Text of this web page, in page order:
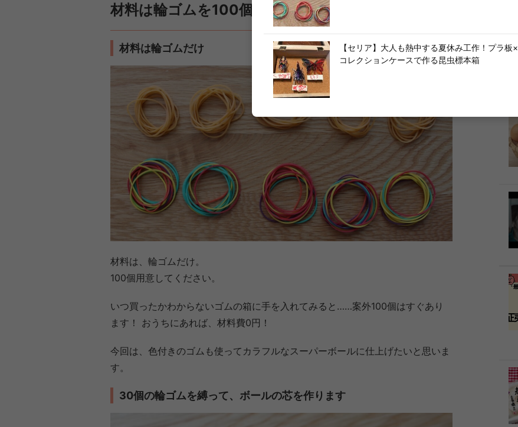
材料は輪ゴムを100個だけ♪さあ始めよう！
材料は輪ゴムだけ
材料は、輪ゴムだけ。
100個用意してください。
いつ買ったかわからないゴムの箱に手を入れてみると……案外100個はすぐあり
ます！ おうちにあれば、材料費0円！
今回は、色付きのゴムも使ってカラフルなスーパーボールに仕上げたいと思いま
す。
30個の輪ゴムを縛って、ボールの芯を作ります
【セリア】大人も熱中する夏休み工作！プラ板×
コレクションケースで作る昆虫標本箱